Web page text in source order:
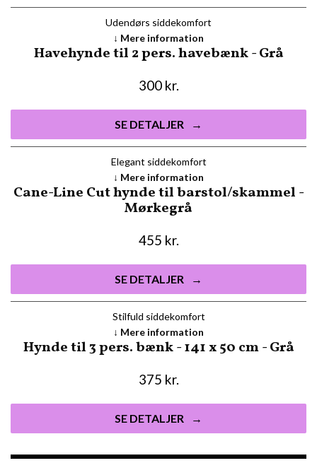
Udendørs siddekomfort
Havehynde til 2 pers. havebænk - Grå
300 kr.
SE DETALJER
Mere information
Elegant siddekomfort
Cane-Line Cut hynde til barstol/skammel -
Mørkegrå
455 kr.
SE DETALJER
Mere information
Stilfuld siddekomfort
Hynde til 3 pers. bænk - 141 x 50 cm - Grå
375 kr.
SE DETALJER
Mere information